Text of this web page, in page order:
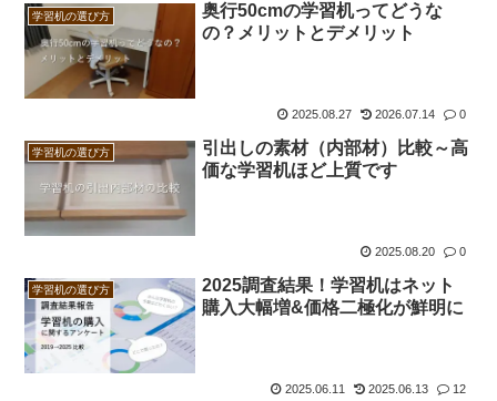
学習机の選び方
奥行50cmの学習机ってどうな
の？メリットとデメリット
2025.08.27 2026.07.14 0
学習机の選び方
引出しの素材（内部材）比較～高
価な学習机ほど上質です
2025.08.20 0
学習机の選び方
2025調査結果！学習机はネット
購入大幅増&価格二極化が鮮明に
2025.06.11 2025.06.13 12